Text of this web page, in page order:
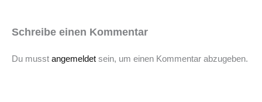
Schreibe einen Kommentar
Du musst angemeldet sein, um einen Kommentar abzugeben.